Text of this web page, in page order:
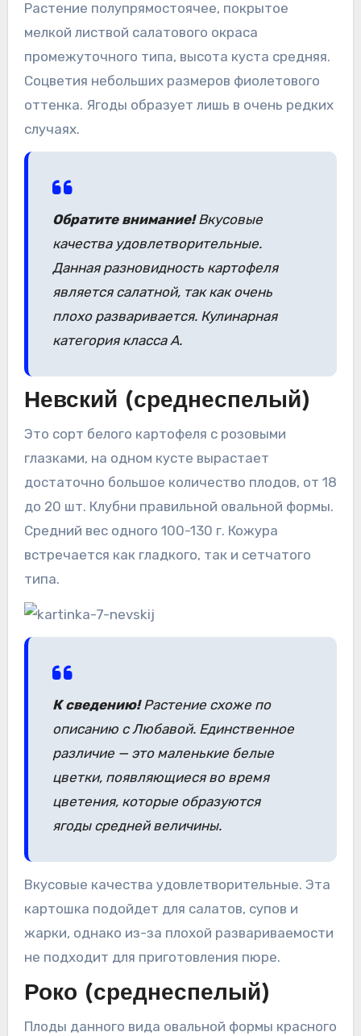
Растение полупрямостоячее, покрытое
мелкой листвой салатового окраса
промежуточного типа, высота куста средняя.
Соцветия небольших размеров фиолетового
оттенка. Ягоды образует лишь в очень редких
случаях.
Обратите внимание!Вкусовые
качества удовлетворительные.
Данная разновидность картофеля
является салатной, так как очень
плохо разваривается. Кулинарная
категория класса А.
Невский (среднеспелый)
Это сорт белого картофеля с розовыми
глазками, на одном кусте вырастает
достаточно большое количество плодов, от 18
до 20 шт. Клубни правильной овальной формы.
Средний вес одного 100-130 г. Кожура
встречается как гладкого, так и сетчатого
типа.
К сведению!Растение схоже по
описанию с Любавой. Единственное
различие — это маленькие белые
цветки, появляющиеся во время
цветения, которые образуются
ягоды средней величины.
Вкусовые качества удовлетворительные. Эта
картошка подойдет для салатов, супов и
жарки, однако из-за плохой развариваемости
не подходит для приготовления пюре.
Роко (среднеспелый)
Плоды данного вида овальной формы красного